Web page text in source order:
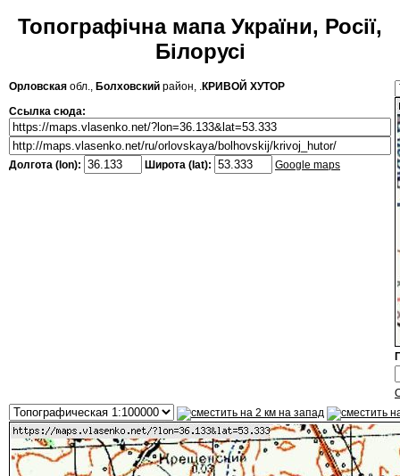
Топографічна мапа України, Росії,
Білорусі
Орловская обл., Болховский район, .КРИВОЙ ХУТОР
Ссылка сюда:
Долгота (lon): Широта (lat): Google maps